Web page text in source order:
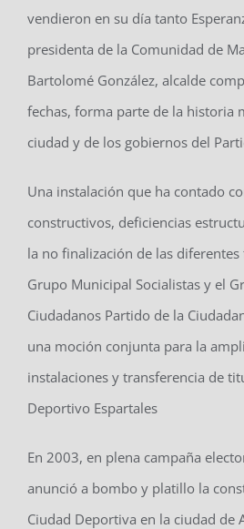
vendieron en su día tanto
presidenta de la Comunidad de
Bartolomé González, alcalde
fechas, forma parte de la historia
ciudad y de los gobiernos del
Una instalación que ha contado
constructivos, deficiencias
la no finalización de las diferentes
Grupo Municipal Socialistas y el
Ciudadanos Partido de la
una moción conjunta para la
instalaciones y transferencia de
Deportivo Espartales
En 2003, en plena campaña
anunció a bombo y platillo la
Ciudad Deportiva en la ciudad de